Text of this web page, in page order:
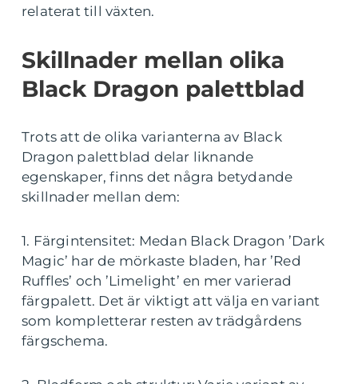
relaterat till växten.
Skillnader mellan olika
Black Dragon palettblad
Trots att de olika varianterna av Black
Dragon palettblad delar liknande
egenskaper, finns det några betydande
skillnader mellan dem:
1. Färgintensitet: Medan Black Dragon ’Dark
Magic’ har de mörkaste bladen, har ’Red
Ruffles’ och ’Limelight’ en mer varierad
färgpalett. Det är viktigt att välja en variant
som kompletterar resten av trädgårdens
färgschema.